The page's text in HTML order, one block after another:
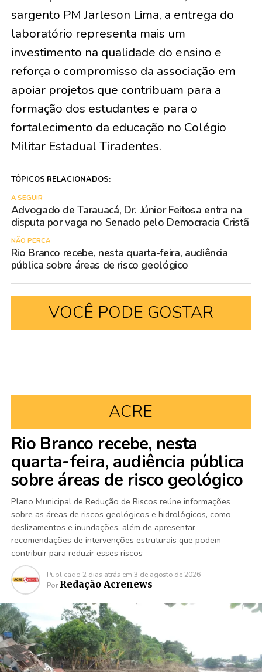
sargento PM Jarleson Lima, a entrega do
laboratório representa mais um
investimento na qualidade do ensino e
reforça o compromisso da associação em
apoiar projetos que contribuam para a
formação dos estudantes e para o
fortalecimento da educação no Colégio
Militar Estadual Tiradentes.
TÓPICOS RELACIONADOS:
A SEGUIR
Advogado de Tarauacá, Dr. Júnior Feitosa entra na
disputa por vaga no Senado pelo Democracia Cristã
NÃO PERCA
Rio Branco recebe, nesta quarta-feira, audiência
pública sobre áreas de risco geológico
VOCÊ PODE GOSTAR
ACRE
Rio Branco recebe, nesta
quarta-feira, audiência pública
sobre áreas de risco geológico
Plano Municipal de Redução de Riscos reúne informações
sobre as áreas de riscos geológicos e hidrológicos, como
deslizamentos e inundações, além de apresentar
recomendações de intervenções estruturais que podem
contribuir para reduzir esses riscos
Publicado 2 dias atrás em 3 de agosto de 2026
Por Redação Acrenews